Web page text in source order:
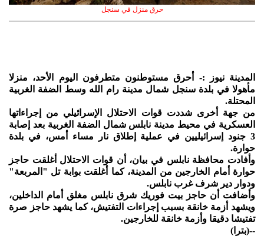
حرق منزل في سنجل
المدينة نيوز :- أحرق مستوطنون متطرفون اليوم الأحد، منزلا
مأهولا في بلدة سنجل شمال مدينة رام الله وسط الضفة الغربية
المحتلة.
من جهة أخرى شددت قوات الاحتلال الإسرائيلي من إجراءاتها
العسكرية في محيط مدينة نابلس شمال الضفة الغربية بعد إصابة
3 جنود إسرائيليين في عملية إطلاق نار مساء أمس، في بلدة
حوارة.
وأفادت محافظة نابلس في بيان، أن قوات الاحتلال أغلقت حاجز
حوارة أمام الخارجين من المدينة، كما أغلقت بوابة تل "المربعة"
ودوار دير شرف غرب نابلس.
وأضافت أن حاجز بيت فوريك شرق نابلس مغلق أمام الداخلين،
ويشهد أزمة خانقة بسبب إجراءات التفتيش، كما يشهد حاجز صرة
تفتيشا دقيقا وأزمة خانقة للخارجين.
--(بترا)